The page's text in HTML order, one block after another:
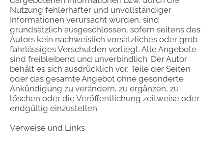
Nutzung fehlerhafter und unvollständiger
Informationen verursacht wurden, sind
grundsätzlich ausgeschlossen, sofern seitens des
Autors kein nachweislich vorsätzliches oder grob
fahrlässiges Verschulden vorliegt. Alle Angebote
sind freibleibend und unverbindlich. Der Autor
behält es sich ausdrücklich vor, Teile der Seiten
oder das gesamte Angebot ohne gesonderte
Ankündigung zu verändern, zu ergänzen, zu
löschen oder die Veröffentlichung zeitweise oder
endgültig einzustellen.
Verweise und Links